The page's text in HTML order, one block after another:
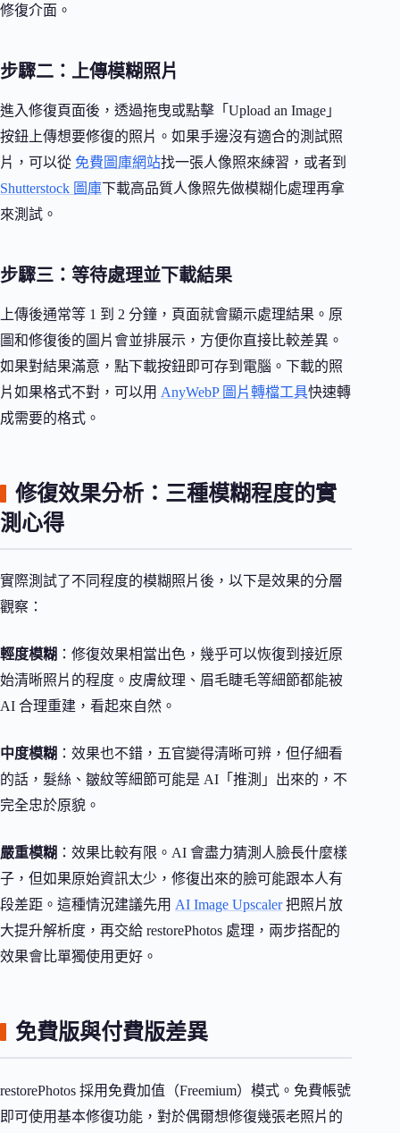
修復介面。
步驟二：上傳模糊照片
進入修復頁面後，透過拖曳或點擊「Upload an Image」
按鈕上傳想要修復的照片。如果手邊沒有適合的測試照
片，可以從 免費圖庫網站找一張人像照來練習，或者到
Shutterstock 圖庫下載高品質人像照先做模糊化處理再拿
來測試。
步驟三：等待處理並下載結果
上傳後通常等 1 到 2 分鐘，頁面就會顯示處理結果。原
圖和修復後的圖片會並排展示，方便你直接比較差異。
如果對結果滿意，點下載按鈕即可存到電腦。下載的照
片如果格式不對，可以用 AnyWebP 圖片轉檔工具快速轉
成需要的格式。
修復效果分析：三種模糊程度的實
測心得
實際測試了不同程度的模糊照片後，以下是效果的分層
觀察：
輕度模糊 ：修復效果相當出色，幾乎可以恢復到接近原
始清晰照片的程度。皮膚紋理、眉毛睫毛等細節都能被
AI 合理重建，看起來自然。
中度模糊 ：效果也不錯，五官變得清晰可辨，但仔細看
的話，髮絲、皺紋等細節可能是 AI「推測」出來的，不
完全忠於原貌。
嚴重模糊 ：效果比較有限。AI 會盡力猜測人臉長什麼樣
子，但如果原始資訊太少，修復出來的臉可能跟本人有
段差距。這種情況建議先用 AI Image Upscaler把照片放
大提升解析度，再交給 restorePhotos 處理，兩步搭配的
效果會比單獨使用更好。
免費版與付費版差異
restorePhotos 採用免費加值（Freemium）模式。免費帳號
即可使用基本修復功能，對於偶爾想修復幾張老照片的